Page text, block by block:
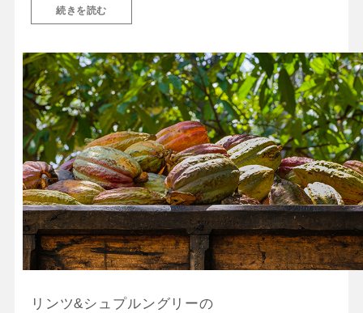
続きを読む
リンツ&シュプルングリーの